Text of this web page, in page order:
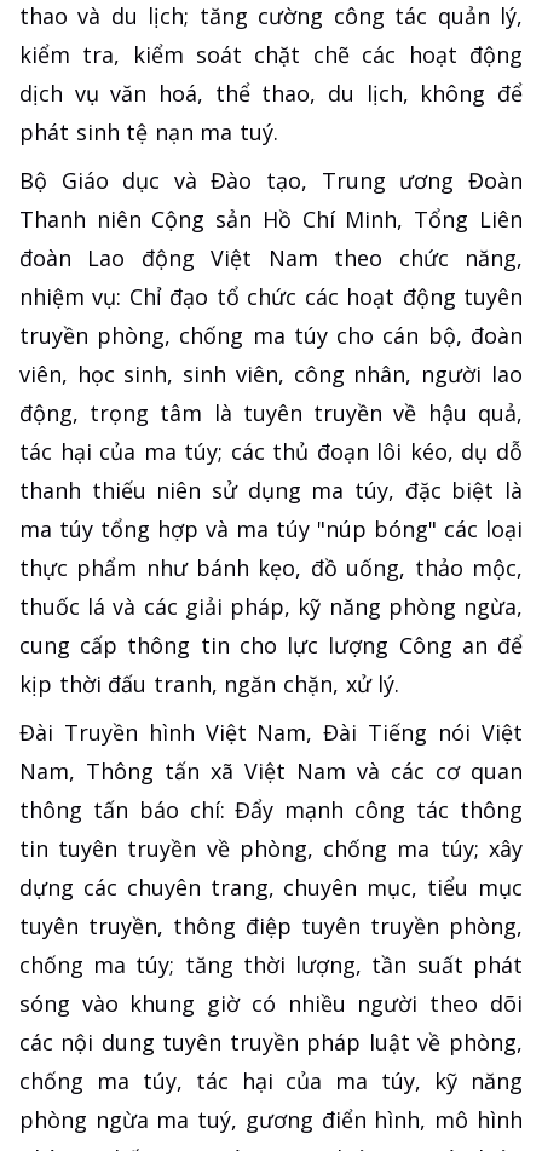
thao và du lịch; tăng cường công tác quản lý,
kiểm tra, kiểm soát chặt chẽ các hoạt động
dịch vụ văn hoá, thể thao, du lịch, không để
phát sinh tệ nạn ma tuý.
Bộ Giáo dục và Đào tạo, Trung ương Đoàn
Thanh niên Cộng sản Hồ Chí Minh, Tổng Liên
đoàn Lao động Việt Nam theo chức năng,
nhiệm vụ: Chỉ đạo tổ chức các hoạt động tuyên
truyền phòng, chống ma túy cho cán bộ, đoàn
viên, học sinh, sinh viên, công nhân, người lao
động, trọng tâm là tuyên truyền về hậu quả,
tác hại của ma túy; các thủ đoạn lôi kéo, dụ dỗ
thanh thiếu niên sử dụng ma túy, đặc biệt là
ma túy tổng hợp và ma túy "núp bóng" các loại
thực phẩm như bánh kẹo, đồ uống, thảo mộc,
thuốc lá và các giải pháp, kỹ năng phòng ngừa,
cung cấp thông tin cho lực lượng Công an để
kịp thời đấu tranh, ngăn chặn, xử lý.
Đài Truyền hình Việt Nam, Đài Tiếng nói Việt
Nam, Thông tấn xã Việt Nam và các cơ quan
thông tấn báo chí: Đẩy mạnh công tác thông
tin tuyên truyền về phòng, chống ma túy; xây
dựng các chuyên trang, chuyên mục, tiểu mục
tuyên truyền, thông điệp tuyên truyền phòng,
chống ma túy; tăng thời lượng, tần suất phát
sóng vào khung giờ có nhiều người theo dõi
các nội dung tuyên truyền pháp luật về phòng,
chống ma túy, tác hại của ma túy, kỹ năng
phòng ngừa ma tuý, gương điển hình, mô hình